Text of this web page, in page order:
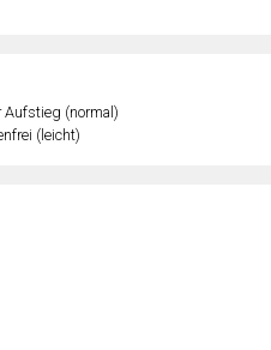
Aufstieg (normal)
(leicht)